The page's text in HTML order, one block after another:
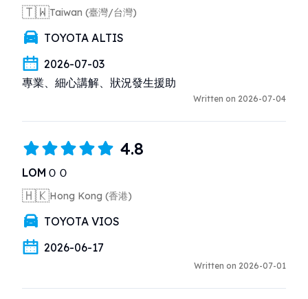
🇹🇼Taiwan (臺灣/台灣)
TOYOTA ALTIS
2026-07-03
專業、細心講解、狀況發生援助
Written on 2026-07-04
4.8
LOMＯＯ
🇭🇰Hong Kong (香港)
TOYOTA VIOS
2026-06-17
Written on 2026-07-01